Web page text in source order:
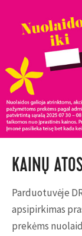
KAINŲ
Parduotuvėje
apsipirkimas
prekėms